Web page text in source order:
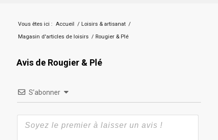
Vous êtes ici : Accueil / Loisirs & artisanat /
Magasin d'articles de loisirs / Rougier & Plé
Avis de Rougier & Plé
S’abonner